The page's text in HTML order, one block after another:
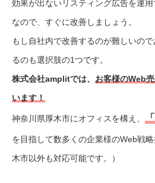
効果が出ないリスティング広告を運
なので、すぐに改善しましょう。
もし自社内で改善するのが難しいの
るのも選択肢の1つです。
株式会社amplitでは、 お客様のWeb
います！
神奈川県厚木市にオフィスを構え、
を目指して数多くの企業様のWeb戦
木市以外も対応可能です。）